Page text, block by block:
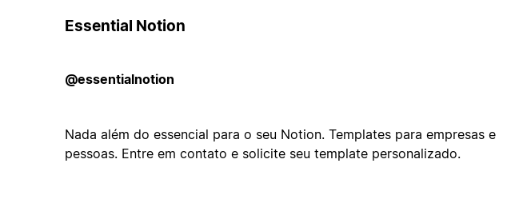
Essential Notion
@essentialnotion
Nada além do essencial para o seu Notion. Templates para empresas e
pessoas. Entre em contato e solicite seu template personalizado.